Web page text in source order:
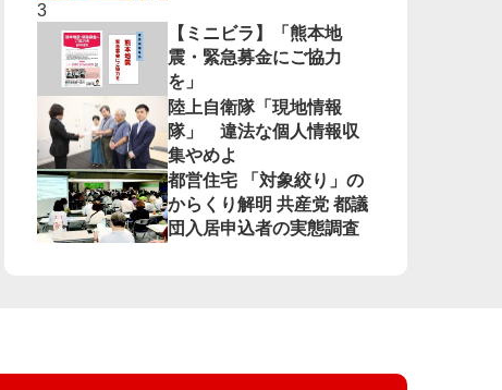
【ミニビラ】「熊本地
震・緊急募金にご協力
を」
陸上自衛隊「現地情報
隊」 違法な個人情報収
集やめよ
都営住宅 「対象絞り」の
からくり解明 共産党 都議
団入居申込者の実態調査